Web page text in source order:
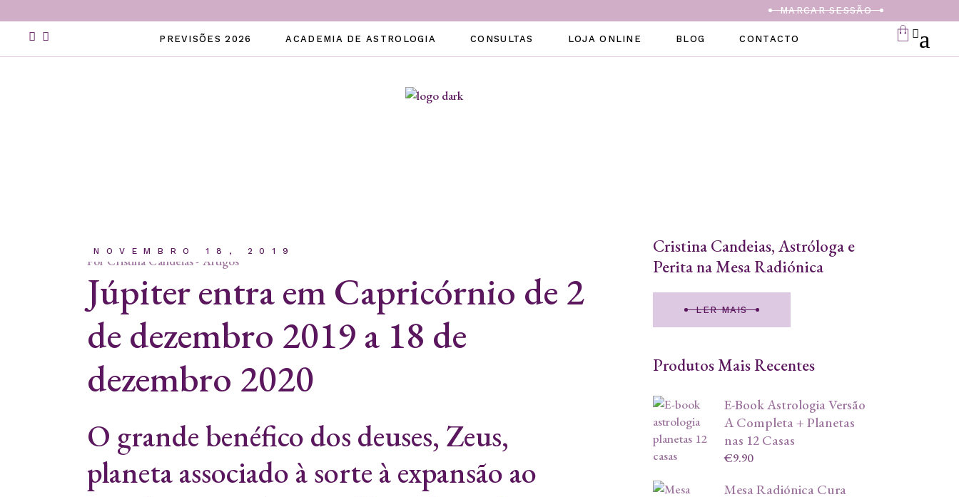
content
MARCAR SESSÃO
PREVISÕES 2026 ACADEMIA DE ASTROLOGIA CONSULTAS LOJA ONLINE BLOG CONTACTO
NOVEMBRO 18, 2019
Por Cristina Candeias Artigos
Júpiter entra em Capricórnio de 2
de dezembro 2019 a 18 de
dezembro 2020
O grande benéfico dos deuses, Zeus,
planeta associado à sorte à expansão ao
Cristina Candeias, Astróloga e
Perita na Mesa Radiónica
LER MAIS
Produtos Mais Recentes
E-Book Astrologia Versão
A Completa + Planetas
nas 12 Casas
€9.90
Mesa Radiónica Cura